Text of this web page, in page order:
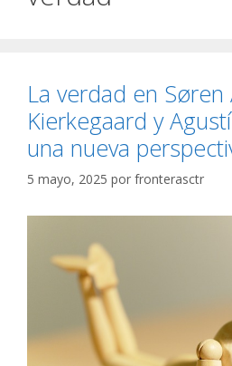
La verdad en Søren
Kierkegaard y
una nueva
5 mayo, 2025 por fronterasctr